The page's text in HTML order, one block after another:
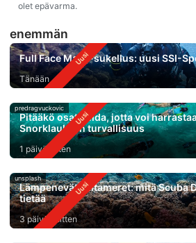
olet epävarma.
enemmän
Full Face Mask-sukellus: uusi SSI-
Tänään
predragvuckovic
Pitääkö osata uida, jotta voi
Snorklauksen turvallisuus
1 päivä sitten
unsplash
Lämpenevät valtameret: mitä Scuba
tietää
3 päivää sitten